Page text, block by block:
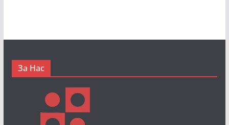
За Нас